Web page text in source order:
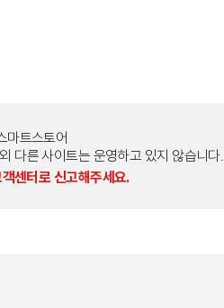
마트스토어
른 사이트는 운영하고 있지 않습니다.
센터로 신고해주세요.